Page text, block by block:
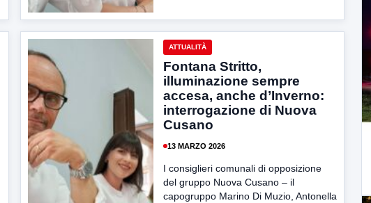
ATTUALITÀ
Fontana Stritto,
illuminazione sempre
accesa, anche d’Inverno:
interrogazione di Nuova
Cusano
13 MARZO 2026
I consiglieri comunali di opposizione
del gruppo Nuova Cusano – il
capogruppo Marino Di Muzio, Antonella